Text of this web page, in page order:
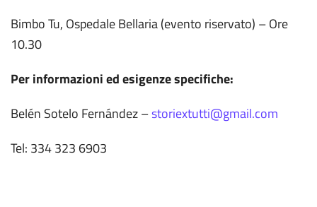
Bimbo Tu, Ospedale Bellaria (evento riservato) – Ore
10.30
Per informazioni ed esigenze specifiche:
Belén Sotelo Fernández –storiextutti@gmail.com
Tel: 334 323 6903